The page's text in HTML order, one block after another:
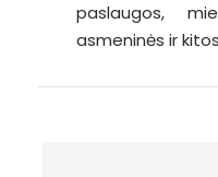
paslaugos,
asmeninės ir